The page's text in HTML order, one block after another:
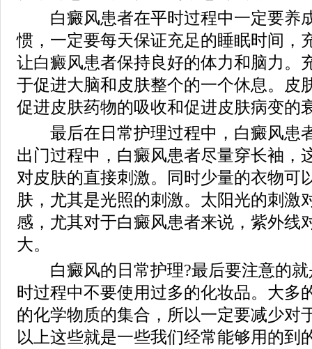
白癜风患者在平时过程中一定要养
惯，一定要每天保证充足的睡眠时间，
让白癜风患者保持良好的体力和脑力。
于促进大脑和皮肤整个的一个休息。皮
促进皮肤药物的吸收和促进皮肤病变的
最后在日常护理过程中，白癜风患
出门过程中，白癜风患者尽量穿长袖，
对皮肤的直接刺激。同时少量的衣物可
肤，尤其是光照的刺激。太阳光的刺激
感，尤其对于白癜风患者来说，紫外线
大。
白癜风的日常护理?最后要注意的就
时过程中不要使用过多的化妆品。大多
的化学物质的集合，所以一定要减少对
以上这些就是一些我们经常能够用的到